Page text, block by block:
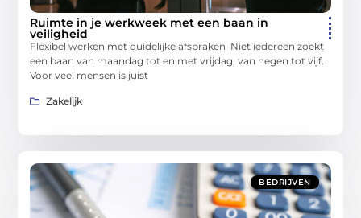
Ruimte in je werkweek met een baan in
veiligheid
Flexibel werken met duidelijke afspraken Niet iedereen zoekt
een baan van maandag tot en met vrijdag, van negen tot vijf.
Voor veel mensen is juist
Zakelijk
BEDRIJVEN